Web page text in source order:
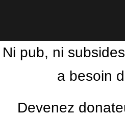
Ni pub, ni
a besoin
Devenez